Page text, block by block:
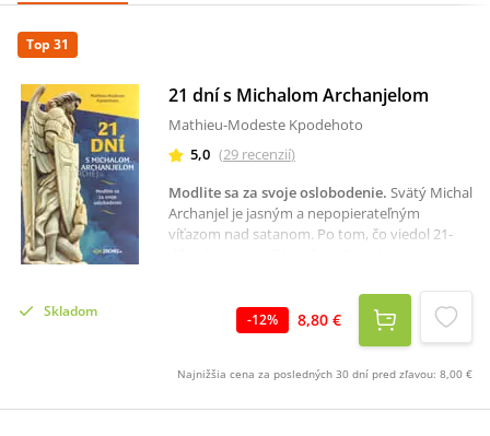
Top 31
21 dní s Michalom Archanjelom
Mathieu-Modeste Kpodehoto
5,0 (29 recenzií)
Modlite sa za svoje oslobodenie. Svätý Michal
Archanjel je jasným a nepopierateľným
víťazom nad satanom. Po tom, čo viedol 21-
Daniela (porov. Dn 10, 11 – 14), svätý Michal
Archanjel je ochotný a pripravený bojovať po
našom boku za oslobodenie aj nášho
neviditeľné sily zla.V spoločnosti svätého
Skladom -12% 8,80 €
Najnižšia cena za posledných 30 dní pred zľavou: 8,00 €